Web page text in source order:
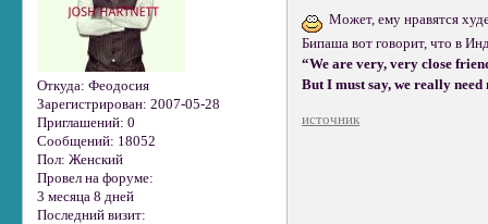
Откуда: Феодосия
Зарегистрирован: 2007-05-28
Приглашений: 0
Сообщений: 18052
Пол: Женский
Провел на форуме:
3 месяца 8 дней
Последний визит:
Может, ему нравятся
Бипаша вот говорит, что в
“We are very, very close
But I must say, we really
источник